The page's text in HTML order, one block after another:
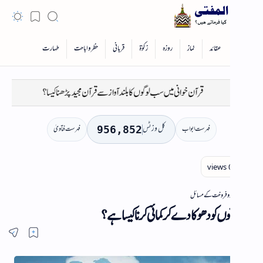
قرآن خوانی میں سب لوگوں کا بلند آواز سے قرآن مجید پڑھنا کیسا؟
فہرست ابواب کل وزٹس956,852 فہرست فتاویٰ
و فروخت کے مسائل
کو دھوکا دے کر کمائی کرنا کیسا ہے؟